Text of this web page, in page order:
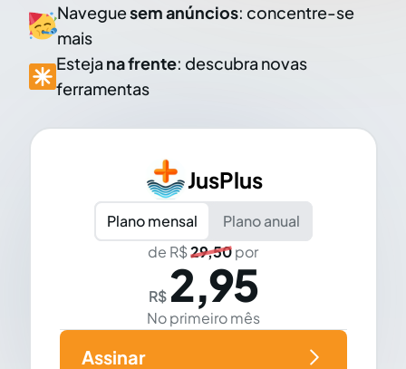
Naveguesem anúncios: concentre-se
mais
Esteja na frente: descubra novas
ferramentas
JusPlus
Plano mensal
Plano anual
de R$29,50por
R$ 2,95
No primeiro mês
Assinar